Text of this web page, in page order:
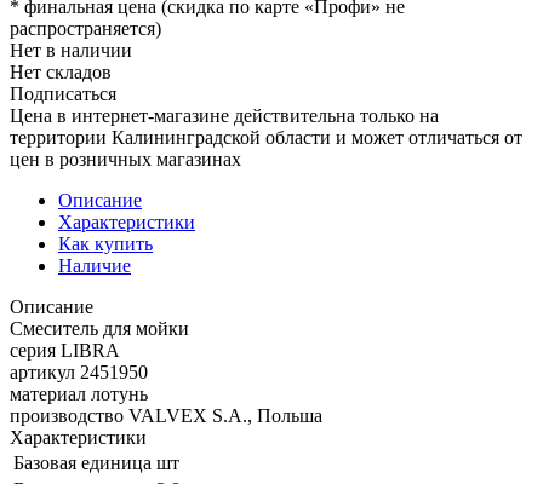
* финальная цена (скидка по карте «Профи» не
распространяется)
Нет в наличии
Нет складов
Подписаться
Цена в интернет-магазине действительна только на
территории Калининградской области и может отличаться от
цен в розничных магазинах
Описание
Характеристики
Как купить
Наличие
Описание
Смеситель для мойки
серия LIBRA
артикул 2451950
материал лотунь
производство VALVEX S.A., Польша
Характеристики
Базовая единица шт